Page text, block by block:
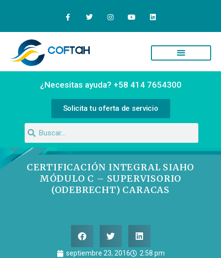
¿Necesitas ayuda? +58 414 7654300
Solicita tu oferta de servicio
CERTIFICACIÓN INTEGRAL SIAHO
MÓDULO C – SUPERVISORIO
(ODEBRECHT) CARACAS
septiembre 23, 2016 2:58 pm